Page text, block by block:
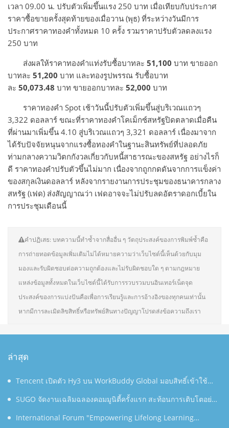
เวลา 09.00 น. ปรับตัวเพิ่มขึ้นแรง 250 บาท เมื่อเทียบกับประกาศ
ราคาซื้อขายครั้งสุดท้ายของเมื่อวาน (พุธ) ที่ระหว่างวันมีการ
ประกาศราคาทองคำทั้งหมด 10 ครั้ง รวมราคาปรับตัวลดลงแรง
250 บาท
ส่งผลให้ราคาทองคำแท่งรับซื้อบาทละ 51,100 บาท ขายออก
บาทละ 51,200 บาท และทองรูปพรรณ รับซื้อบาท
ละ 50,073.48 บาท ขายออกบาทละ 52,000 บาท
ราคาทองคำ Spot เช้าวันนี้ปรับตัวเพิ่มขึ้นสู่บริเวณแถวๆ
3,322 ดอลลาร์ ขณะที่ราคาทองคำโคเม็กซ์สหรัฐปิดตลาดเมื่อคืน
ที่ผ่านมาเพิ่มขึ้น 4.10 สู่บริเวณแถวๆ 3,321 ดอลลาร์ เนื่องมาจาก
ได้รับปัจจัยหนุนจากแรงซื้อทองคำในฐานะสินทรัพย์ที่ปลอดภัย
ท่ามกลางความวิตกกังวลเกี่ยวกับหนี้สาธารณะของสหรัฐ อย่างไรก็
ดี ราคาทองคำปรับตัวขึ้นไม่มาก เนื่องจากถูกกดดันจากการแข็งค่า
ของสกุลเงินดอลลาร์ หลังจากรายงานการประชุมของธนาคารกลาง
สหรัฐ (เฟด) ส่งสัญญาณว่า เฟดอาจจะไม่ปรับลดอัตราดอกเบี้ยใน
การประชุมเดือนนี้
คำปฏิเสธ: บทความนี้ทำซ้ำจากสื่ออื่น ๆ วัตถุประสงค์ของการพิมพ์ซ้ำคือ
การถ่ายทอดข้อมูลเพิ่มเติมไม่ได้หมายความว่าเว็บไซต์นี้เห็นด้วยกับมุม
มองและรับผิดชอบต่อความถูกต้องและไม่รับผิดชอบใด ๆ ตามกฎหมาย
แหล่งข้อมูลทั้งหมดในเว็บไซต์นี้ได้รับการรวบรวมบนอินเทอร์เน็ตจุด
ประสงค์ของการแบ่งปันคือเพื่อการเรียนรู้และการอ้างอิงของทุกคนเท่านั้น
หากมีการละเมิดลิขสิทธิ์หรือทรัพย์สินทางปัญญาโปรดส่งข้อความถึงเรา
ล่าสุด
Tencent เปิดตัว Hy3 บน WorkBuddy Global มอบสิทธิ์เข้าใช้
งาน AI Agentic Workspace ฟรีตลอดเดือนสิงหาคม
SUGO จัดงานเฉลิมฉลองคอมมูนิตี้ครั้งแรก สะท้อนการเติบโตอย่าง
ต่อเนื่องในประเทศไทย
International Forum "Empowering Lifelong Learning